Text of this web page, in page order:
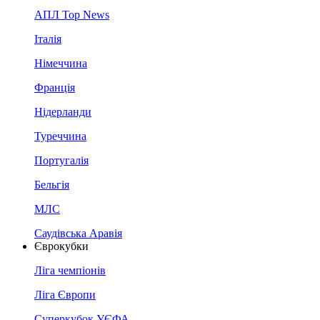
АПЛ Top News
Італія
Німеччина
Франція
Нідерланди
Туреччина
Португалія
Бельгія
МЛС
Саудівська Аравія
Єврокубки
Ліга чемпіонів
Ліга Європи